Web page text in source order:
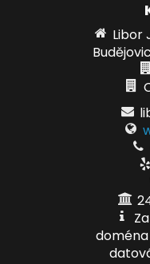
Libor
doména